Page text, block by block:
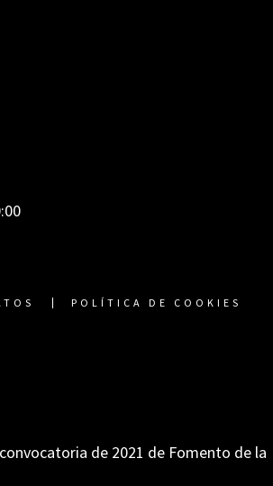
POLÍTICA DE COOKIES
de 2021 de Fomento de la